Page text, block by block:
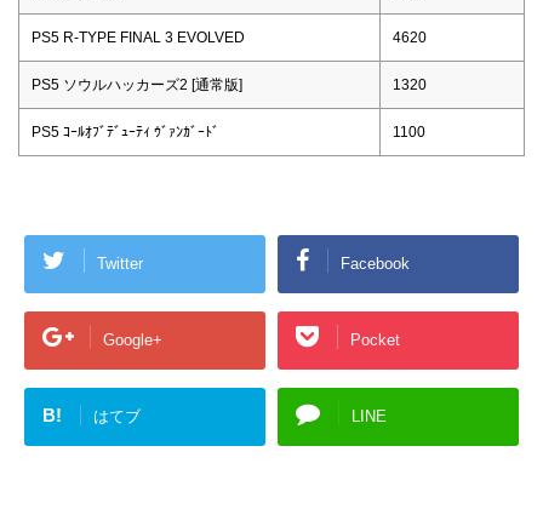
PS5 R-TYPE FINAL 3 EVOLVED 4620
PS5 ソウルハッカーズ2 [通常版] 1320
PS5 ｺｰﾙｵﾌﾞﾃﾞｭｰﾃｨ ｳﾞｧﾝｶﾞｰﾄﾞ 1100
Twitter Facebook
Google+ Pocket
B! はてブ LINE